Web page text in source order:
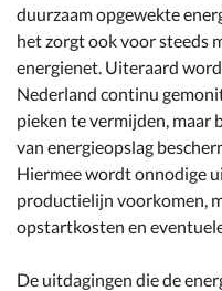
duurzaam opgewekte
het zorgt ook voor steeds
energienet. Uiteraard
Nederland continu
pieken te vermijden, maar
van energieopslag
Hiermee wordt onnodige
productielijn voorkomen,
opstartkosten en
De uitdagingen die de